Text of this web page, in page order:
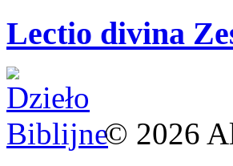
Lectio divina
© 2026